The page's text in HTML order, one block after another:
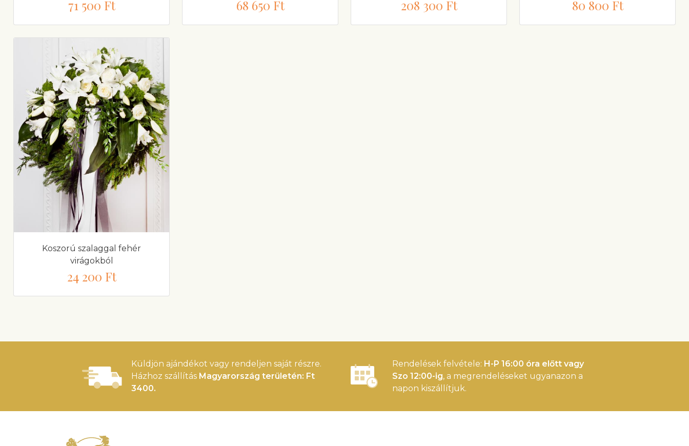
71 500 Ft 68 650 Ft 208 300 Ft 80 800 Ft
Koszorú szalaggal fehér
virágokból
24 200 Ft
Küldjön ajándékot vagy rendeljen saját részre.
Házhoz szállítás Magyarország területén: Ft
3400.
Rendelések felvétele: H-P 16:00 óra előtt vagy
Szo 12:00-ig, a megrendeléseket ugyanazon a
napon kiszállítjuk.